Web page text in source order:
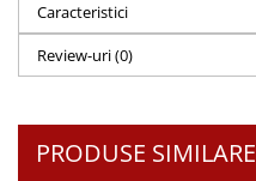
Caracteristici
Review-uri(0)
PRODUSE SIMILARE